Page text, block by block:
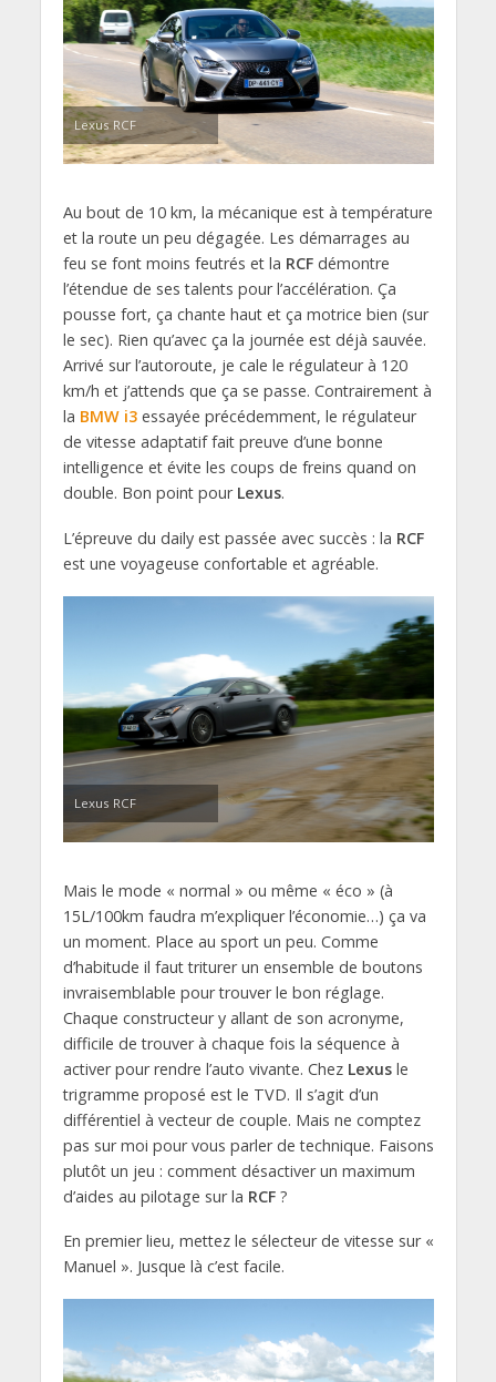
Lexus RCF
Au bout de 10 km, la mécanique est à température
et la route un peu dégagée. Les démarrages au
feu se font moins feutrés et la RCFdémontre
l’étendue de ses talents pour l’accélération. Ça
pousse fort, ça chante haut et ça motrice bien (sur
le sec). Rien qu’avec ça la journée est déjà sauvée.
Arrivé sur l’autoroute, je cale le régulateur à 120
km/h et j’attends que ça se passe. Contrairement à
la BMW i3essayée précédemment, le régulateur
de vitesse adaptatif fait preuve d’une bonne
intelligence et évite les coups de freins quand on
double. Bon point pour Lexus.
L’épreuve du daily est passée avec succès : la RCF
est une voyageuse confortable et agréable.
Lexus RCF
Mais le mode « normal » ou même « éco » (à
15L/100km faudra m’expliquer l’économie…) ça va
un moment. Place au sport un peu. Comme
d’habitude il faut triturer un ensemble de boutons
invraisemblable pour trouver le bon réglage.
Chaque constructeur y allant de son acronyme,
difficile de trouver à chaque fois la séquence à
activer pour rendre l’auto vivante. Chez Lexusle
trigramme proposé est le TVD. Il s’agit d’un
différentiel à vecteur de couple. Mais ne comptez
pas sur moi pour vous parler de technique. Faisons
plutôt un jeu : comment désactiver un maximum
d’aides au pilotage sur la RCF?
En premier lieu, mettez le sélecteur de vitesse sur «
Manuel ». Jusque là c’est facile.